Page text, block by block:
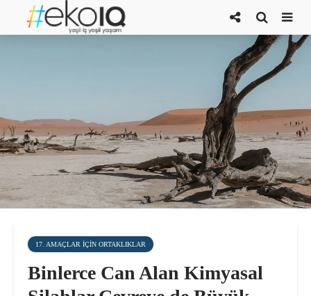
17. AMAÇLAR IÇIN ORTAKLIKLAR
Binlerce Can Alan Kimyasal